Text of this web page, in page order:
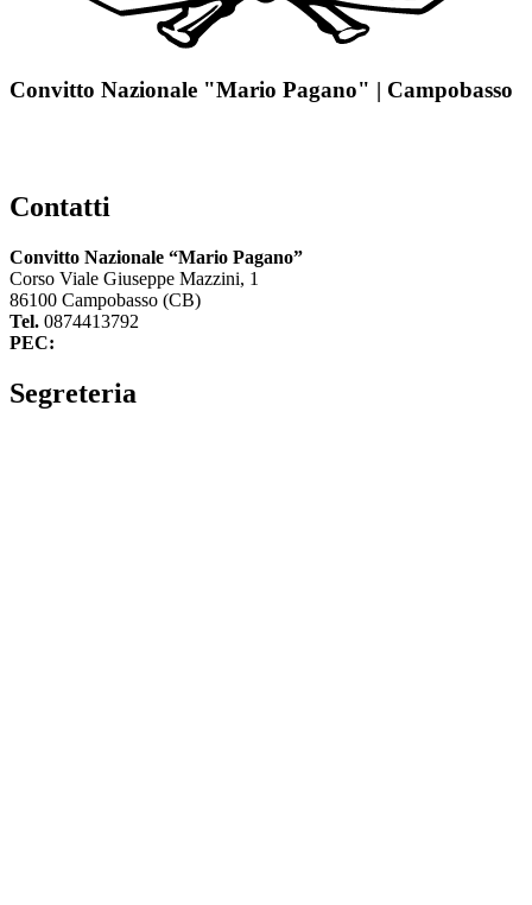
Convitto Nazionale "Mario Pagano" | Campobasso
Contatti
Convitto Nazionale “Mario Pagano”
Corso Viale Giuseppe Mazzini, 1
86100 Campobasso (CB)
Tel. 0874413792
PEC:
Segreteria